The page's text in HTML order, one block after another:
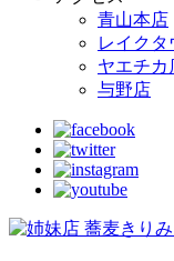
青山本店
レイクタ
ヤエチカ
与野店